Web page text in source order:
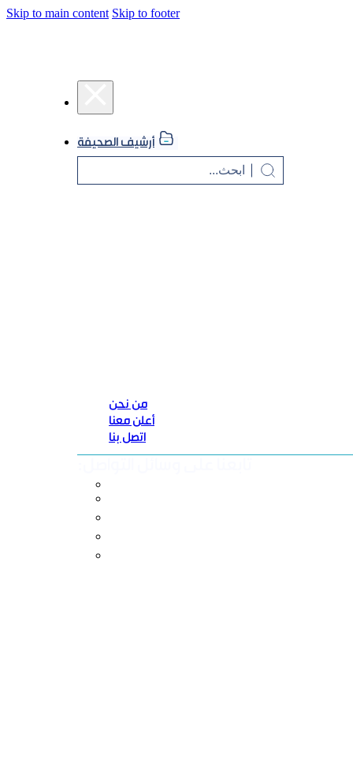
Skip to main content Skip to footer
أرشيف الصحيفة
من نحن
أعلن معنا
اتصل بنا